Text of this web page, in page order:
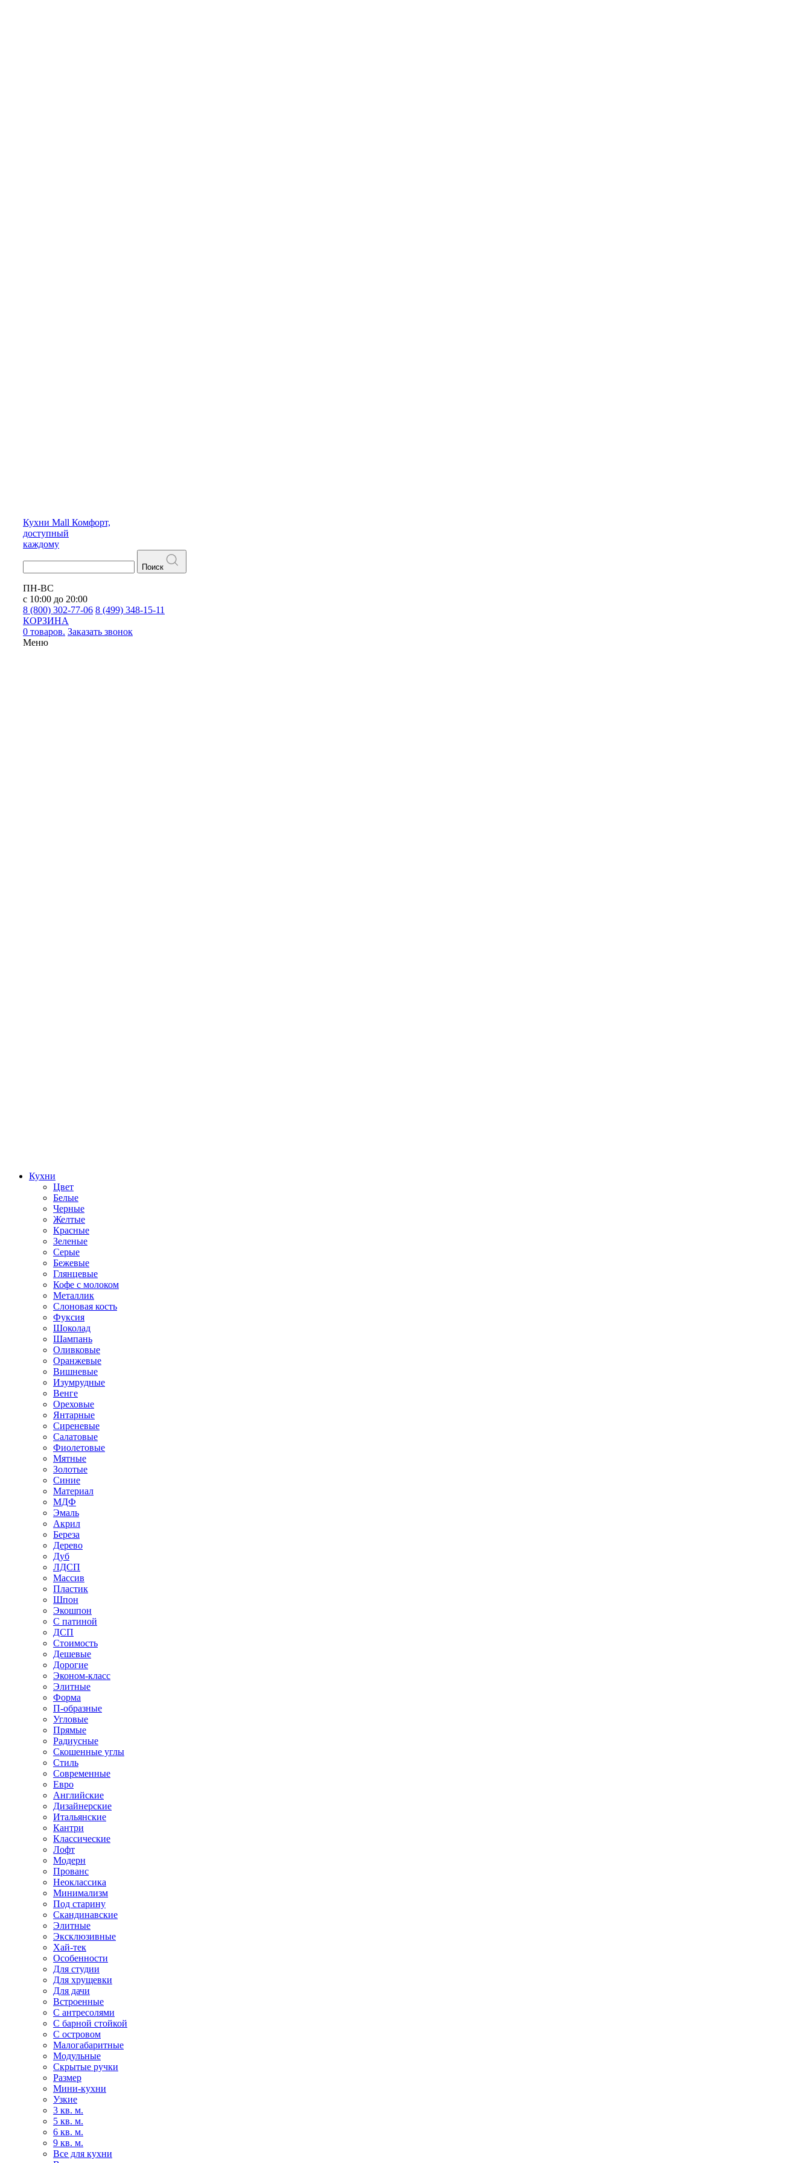
Кухни Mall Комфорт,
доступный
каждому
Поиск
ПН-ВС
с 10:00 до 20:00
8 (800) 302-77-06 8 (499) 348-15-11
КОРЗИНА
0 товаров. Заказать звонок
Меню
Кухни
Цвет
Белые
Черные
Желтые
Красные
Зеленые
Серые
Бежевые
Глянцевые
Кофе с молоком
Металлик
Слоновая кость
Фуксия
Шоколад
Шампань
Оливковые
Оранжевые
Вишневые
Изумрудные
Венге
Ореховые
Янтарные
Сиреневые
Салатовые
Фиолетовые
Мятные
Золотые
Синие
Материал
МДФ
Эмаль
Акрил
Береза
Дерево
Дуб
ЛДСП
Массив
Пластик
Шпон
Экошпон
С патиной
ДСП
Стоимость
Дешевые
Дорогие
Эконом-класс
Элитные
Форма
П-образные
Угловые
Прямые
Радиусные
Скошенные углы
Стиль
Современные
Евро
Английские
Дизайнерские
Итальянские
Кантри
Классические
Лофт
Модерн
Прованс
Неоклассика
Минимализм
Под старину
Скандинавские
Элитные
Эксклюзивные
Хай-тек
Особенности
Для студии
Для хрущевки
Для дачи
Встроенные
С антресолями
С барной стойкой
С островом
Малогабаритные
Модульные
Скрытые ручки
Размер
Мини-кухни
Узкие
3 кв. м.
5 кв. м.
6 кв. м.
9 кв. м.
Все для кухни